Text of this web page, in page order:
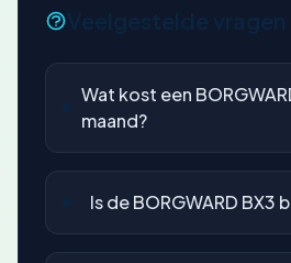
Wat kost een
maand?
Is de BORGWARD BX3